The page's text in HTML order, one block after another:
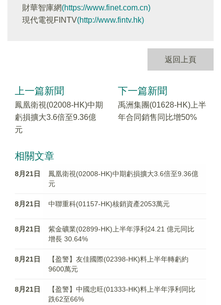
財華智庫網(https://www.finet.com.cn)
現代電視FINTV(http://www.fintv.hk)
返回上頁
上一篇新聞
鳳凰衛視(02008-HK)中期
虧損擴大3.6倍至9.36億
元
下一篇新聞
禹洲集團(01628-HK)上半
年合同銷售同比增50%
相關文章
8月21日
鳳凰衛視(02008-HK)中期虧損擴大3.6倍至9.36億
元
8月21日 中聯重科(01157-HK)核銷資產2053萬元
8月21日
紫金礦業(02899-HK)上半年淨利24.21 億元同比
增長 30.64%
8月21日
【盈警】友佳國際(02398-HK)料上半年轉虧約
9600萬元
8月21日
【盈警】中國忠旺(01333-HK)料上半年淨利同比
跌62至66%